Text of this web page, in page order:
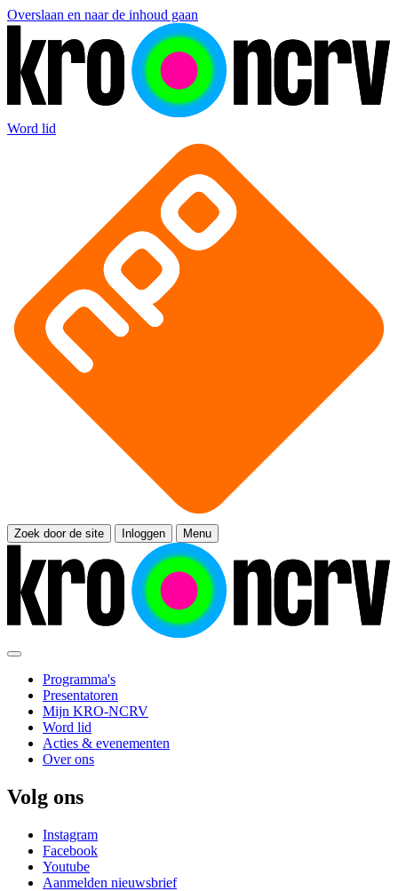
Overslaan en naar de inhoud gaan
Word lid
Zoek door de site Inloggen Menu
Programma's
Presentatoren
Mijn KRO-NCRV
Word lid
Acties & evenementen
Over ons
Volg ons
Instagram
Facebook
Youtube
Aanmelden nieuwsbrief